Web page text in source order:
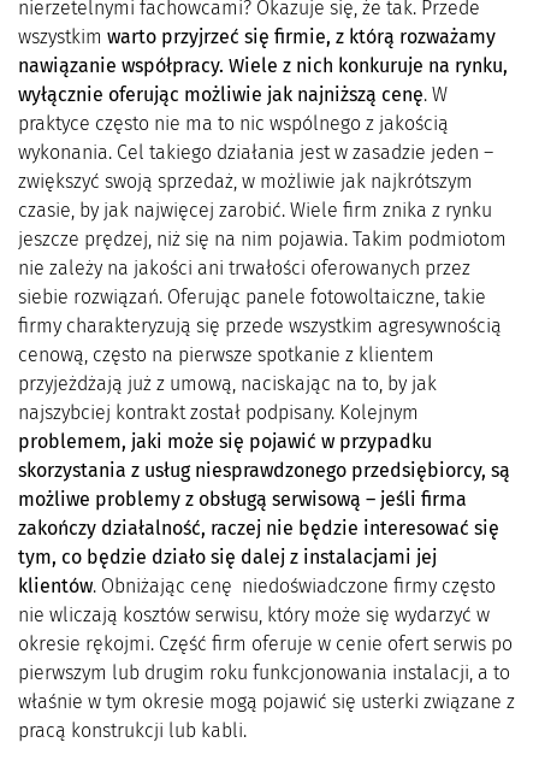
nierzetelnymi fachowcami? Okazuje się, że tak. Przede
wszystkim warto przyjrzeć sie ̨ firmie, z którą rozważamy
nawiązanie współpracy. Wiele z nich konkuruje na rynku,
wyłącznie oferując możliwie jak najniższą cenę. W
praktyce często nie ma to nic wspólnego z jakością
wykonania. Cel takiego działania jest w zasadzie jeden –
zwiększyć swoją sprzedaż, w możliwie jak najkrótszym
czasie, by jak najwięcej zarobić. Wiele firm znika z rynku
jeszcze prędzej, niż się na nim pojawia. Takim podmiotom
nie zależy na jakości ani trwałości oferowanych przez
siebie rozwiązań. Oferując panele fotowoltaiczne, takie
firmy charakteryzują się przede wszystkim agresywnością
cenową, często na pierwsze spotkanie z klientem
przyjeżdżają już z umową, naciskając na to, by jak
najszybciej kontrakt został podpisany. Kolejnym
problemem, jaki może sie ̨ pojawić w przypadku
skorzystania z usług niesprawdzonego przedsiębiorcy, są
możliwe problemy z obsługa ̨ serwisową – jeśli firma
zakończy działalność, raczej nie będzie interesować się
tym, co będzie działo się dalej z instalacjami jej
klientów. Obniżając cenę niedoświadczone firmy często
nie wliczają kosztów serwisu, który może się wydarzyć w
okresie rękojmi. Część firm oferuje w cenie ofert serwis po
pierwszym lub drugim roku funkcjonowania instalacji, a to
właśnie w tym okresie mogą pojawić się usterki związane z
pracą konstrukcji lub kabli.